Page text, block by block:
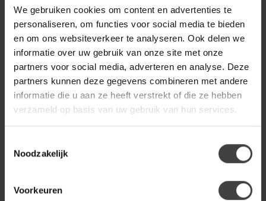
We gebruiken cookies om content en advertenties te
personaliseren, om functies voor social media te bieden
en om ons websiteverkeer te analyseren. Ook delen we
informatie over uw gebruik van onze site met onze
partners voor social media, adverteren en analyse. Deze
partners kunnen deze gegevens combineren met andere
informatie die u aan ze heeft verstrekt of die ze hebben
verzameld op basis van uw gebruik van hun services.
Noodzakelijk
Voorkeuren
WOONMAX
WoonMax Eettafel
Wellington Deens Ovaal
uitschuifbaar Lamulux -
Diverse kleuren en
afmetingen
€1.299,00
Of heb je hulp nodig bij de bestelling? Neem gerust contact
of+31